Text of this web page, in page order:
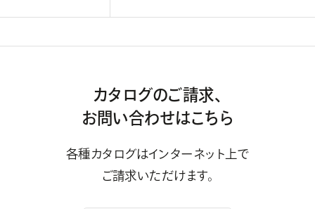
カタログのご請求、
お問い合わせはこちら
各種カタログはインターネット上で
ご請求いただけます。